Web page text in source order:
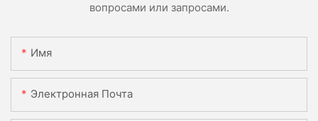
вопросами или запросами.
Имя
Электронная Почта